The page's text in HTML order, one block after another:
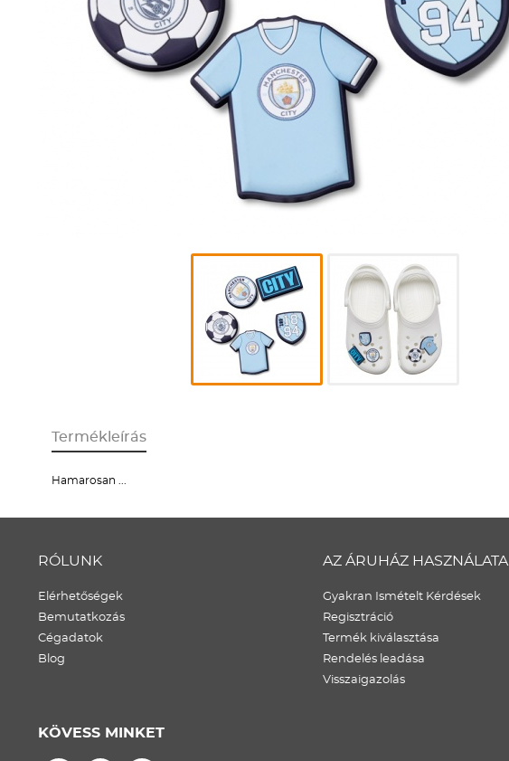
Termékleírás
Hamarosan ...
RÓLUNK
Elérhetőségek
Bemutatkozás
Cégadatok
Blog
AZ ÁRUHÁZ HASZNÁLATA
Gyakran Ismételt Kérdések
Regisztráció
Termék kiválasztása
Rendelés leadása
Visszaigazolás
KÖVESS MINKET